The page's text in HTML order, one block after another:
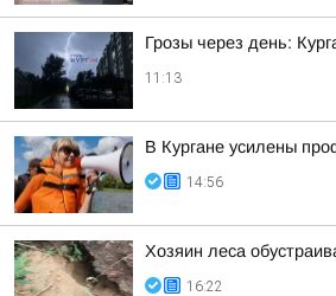
Грозы через день:
11:13
В Кургане усилены
14:56
Хозяин леса
16:22